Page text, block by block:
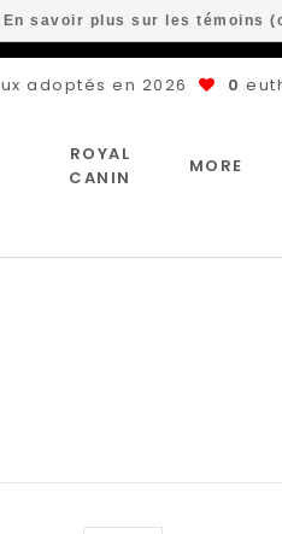
adoptés en 2026 0
ROYAL
CANIN
MORE
En savoir plus sur les témoins